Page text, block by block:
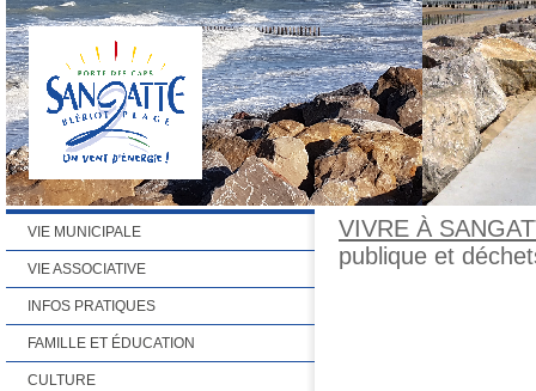
VIVRE À
publique et
VIE MUNICIPALE
VIE ASSOCIATIVE
INFOS PRATIQUES
FAMILLE ET ÉDUCATION
CULTURE